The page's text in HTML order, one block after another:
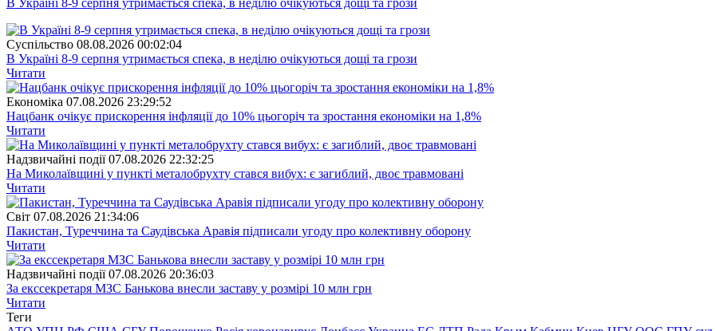
Суспiльство 08.08.2026 00:02:04
В Україні 8-9 серпня утримається спека, в неділю очікуються дощі та грози
Читати
Економіка 07.08.2026 23:29:52
Нацбанк очікує прискорення інфляції до 10% цьогоріч та зростання економіки на 1,8%
Читати
Надзвичайні події 07.08.2026 22:32:25
На Миколаївщині у пункті металобрухту стався вибух: є загиблий, двоє травмовані
Читати
Свiт 07.08.2026 21:34:06
Пакистан, Туреччина та Саудівська Аравія підписали угоду про колективну оборону
Читати
Надзвичайні події 07.08.2026 20:36:03
За екссекретаря МЗС Банькова внесли заставу у розмірі 10 млн грн
Читати
Теги